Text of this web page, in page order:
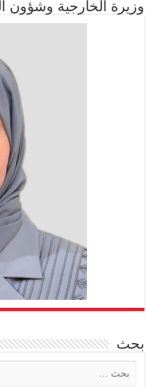
وزيرة الخارجية وشؤون
بحث